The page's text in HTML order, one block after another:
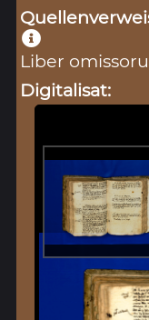
Liber
Digitalisat: